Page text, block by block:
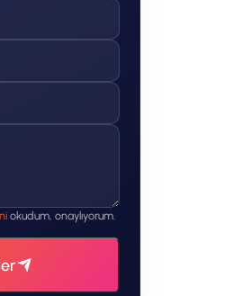
okudum, onaylıyorum.